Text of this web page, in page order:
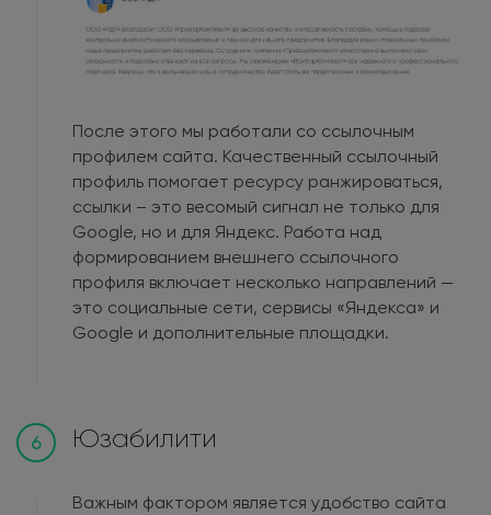
После этого мы работали со ссылочным
профилем сайта. Качественный ссылочный
профиль помогает ресурсу ранжироваться,
ссылки – это весомый сигнал не только для
Google, но и для Яндекс. Работа над
формированием внешнего ссылочного
профиля включает несколько направлений —
это социальные сети, сервисы «Яндекса» и
Google и дополнительные площадки.
6 Юзабилити
Важным фактором является удобство сайта